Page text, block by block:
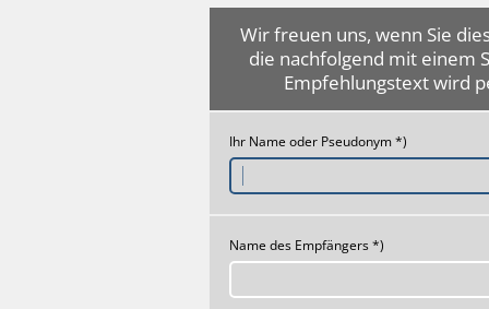
Wir freuen uns, wenn Sie
die nachfolgend mit einem
Empfehlungstext wird
Ihr Name oder Pseudonym *)
Name des Empfängers *)